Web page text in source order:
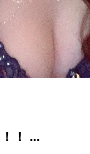
！ ...